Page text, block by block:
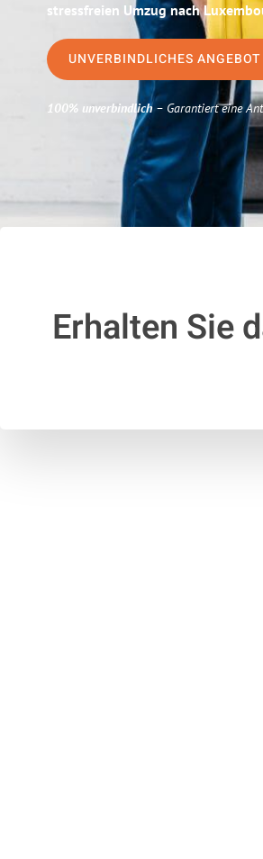
stressfreien Umzug nach
UNVERBINDLICHES
100% unverbindlich– Garantiert eine
Erhalten Sie